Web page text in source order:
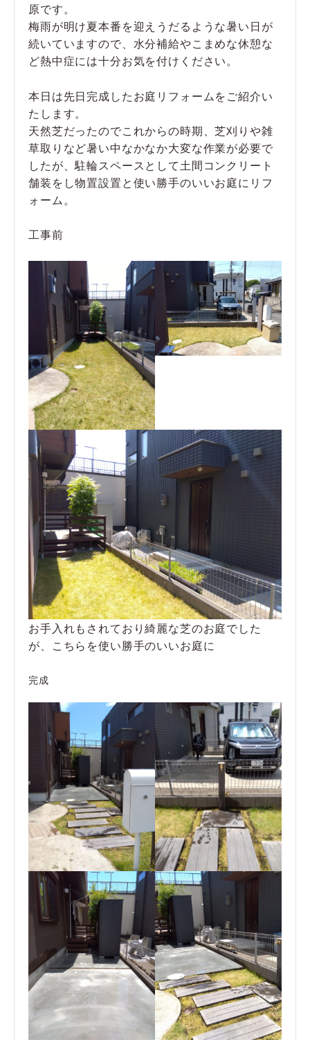
原です。
梅雨が明け夏本番を迎えうだるような暑い日が
続いていますので、水分補給やこまめな休憩な
ど熱中症には十分お気を付けください。
本日は先日完成したお庭リフォームをご紹介い
たします。
天然芝だったのでこれからの時期、芝刈りや雑
草取りなど暑い中なかなか大変な作業が必要で
したが、駐輪スペースとして土間コンクリート
舗装をし物置設置と使い勝手のいいお庭にリフ
ォーム。
工事前
お手入れもされており綺麗な芝のお庭でした
が、こちらを使い勝手のいいお庭に
完成